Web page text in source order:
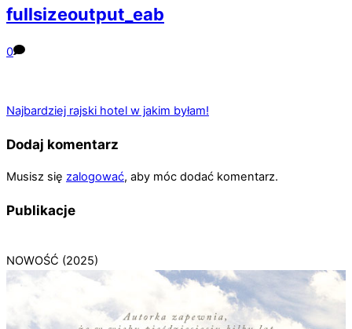
fullsizeoutput_eab
0
Najbardziej rajski hotel w jakim byłam!
Dodaj komentarz
Musisz się zalogować, aby móc dodać komentarz.
Publikacje
NOWOŚĆ (2025)